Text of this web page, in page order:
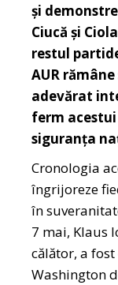
și
Ciucă și
restul
AUR
adevărat
ferm
siguranța
Cronologia
îngrijoreze
în
7 mai, Klaus
călător, a
Washington